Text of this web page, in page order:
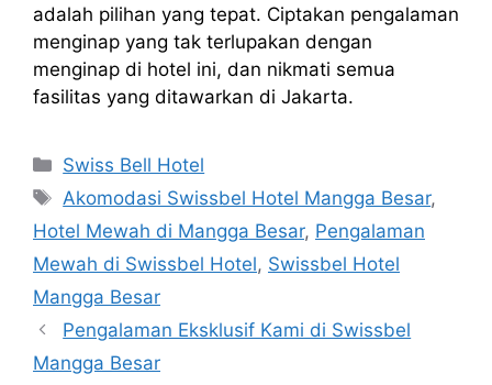
adalah pilihan yang tepat. Ciptakan pengalaman
menginap yang tak terlupakan dengan
menginap di hotel ini, dan nikmati semua
fasilitas yang ditawarkan di Jakarta.
Categories
Swiss Bell Hotel
Tags
Akomodasi Swissbel Hotel Mangga Besar,
Hotel Mewah di Mangga Besar, Pengalaman
Mewah di Swissbel Hotel, Swissbel Hotel
Mangga Besar
Pengalaman Eksklusif Kami di Swissbel
Mangga Besar